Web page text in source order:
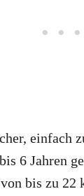
einfach
6 Jahren
bis zu 22